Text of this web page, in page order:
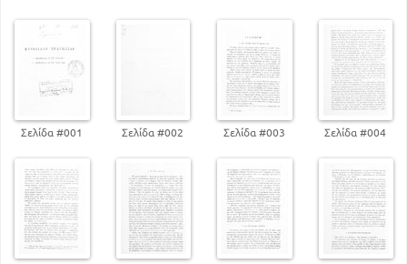
Σελίδα #001 Σελίδα #002 Σελίδα #003 Σελίδα #004